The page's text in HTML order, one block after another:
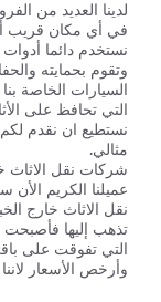
لدينا العديد من
في أي مكان قريب
نستخدم دائما أدوات
وتقوم بحمايته
السيارات الخاصة
التي تحافظ على
نستطيع ان نقدم
مثالي.
شركات نقل الاثاث
عميلنا الكريم
نقل الاثاث خارج
تذهب إليها
التي تفوقت على
وأرخص الأسعار لاننا